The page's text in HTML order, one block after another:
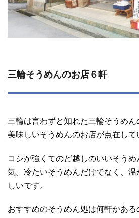
三輪そうめんのお店６軒
三輪は言わずと知れた三輪そうめ
美味しいそうめんのお店が点在して
コシが強くてのど越しのいいそう
気。冷たいそうめんだけでなく、
しいです。
おすすめのそうめん処は何軒かある